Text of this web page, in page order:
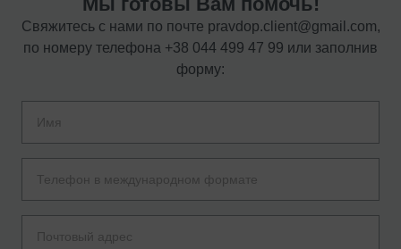
Свяжитесь с нами по почте pravdop.client@gmail.com,
по номеру телефона +38 044 499 47 99 или заполнив
форму: